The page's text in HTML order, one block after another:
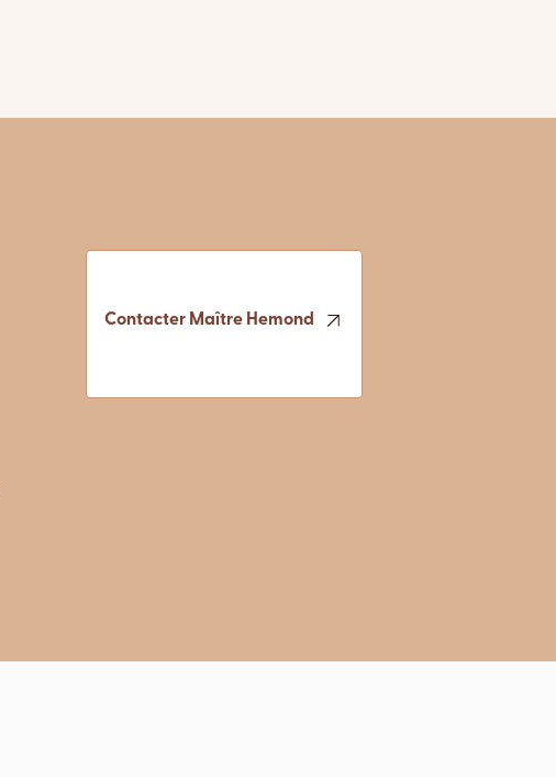
Contacter Maître Hemond